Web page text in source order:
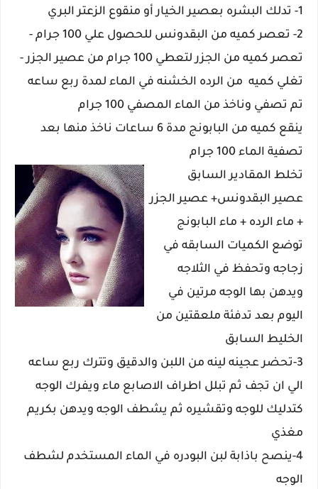
1- تدلك البشره بعصير الخيار أو منقوع الزعتر البري
2- تعصر كميه من البقدونس للحصول علي 100 جرام -
تعصر كميه من الجزر لتعطي 100 جرام من عصير الجزر -
تغلي كميه من الرده الخشنه في الماء لمدة ربع ساعه
تم تصفي وناخذ من الماء المصفي 100 جرام
ينقع كميه من البابونج مدة 6 ساعات ناخذ منها بعد
تصفية الماء 100 جرام
تخلط المقادير السابق
عصير البقدونس+ عصير الجزر
+ ماء الرده + ماء البابونج
توضع الكميات السابقه في
زجاجه وتحفظ في الثلاجه
ويدهن بها الوجه مرتين في
اليوم بعد تدفئة ملعقتين من
الخليط السابق
3-تحضر عجينه لينه من اللبن والدقيق وتترك ربع ساعه
الي ان تجف ثم تبلل اطراف الاصابع ماء ويفرك الوجه
كتدليك للوجه وتقشيره ثم يشطف الوجه ويدهن بكريم
مغذي
4-ينصح باذابة لبن البودره في الماء المستخدم لشطف
الوجه